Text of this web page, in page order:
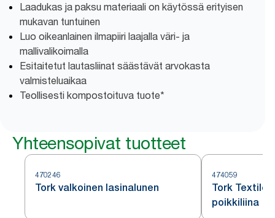
Laadukas ja paksu materiaali on käytössä erityisen
mukavan tuntuinen
Luo oikeanlainen ilmapiiri laajalla väri- ja
mallivalikoimalla
Esitaitetut lautasliinat säästävät arvokasta
valmisteluaikaa
Teollisesti kompostoituva tuote*
Yhteensopivat tuotteet
470246
Tork valkoinen lasinalunen
474059
Tork Textile
poikkiliina